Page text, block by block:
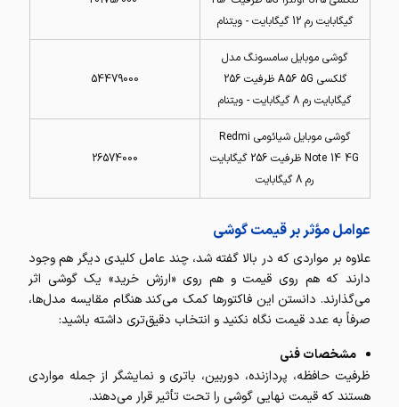
گیگابایت رم 12 گیگابایت - ویتنام
گوشی موبایل سامسونگ مدل
گلکسی A56 5G ظرفیت 256
گیگابایت رم 8 گیگابایت - ویتنام
54479000
گوشی موبایل شیائومی Redmi
Note 14 4G ظرفیت 256 گیگابایت
رم 8 گیگابایت
26574000
عوامل مؤثر بر قیمت گوشی
علاوه بر مواردی که در بالا گفته شد، چند عامل کلیدی دیگر هم وجود
دارند که هم روی قیمت و هم روی «ارزش خرید» یک گوشی اثر
می‌گذارند. دانستن این فاکتورها کمک می‌کند هنگام مقایسه مدل‌ها،
صرفاً به عدد قیمت نگاه نکنید و انتخاب دقیق‌تری داشته باشید:
مشخصات فنی
ظرفیت حافظه، پردازنده، دوربین، باتری و نمایشگر از جمله مواردی
هستند که قیمت نهایی گوشی را تحت تأثیر قرار می‌دهند.